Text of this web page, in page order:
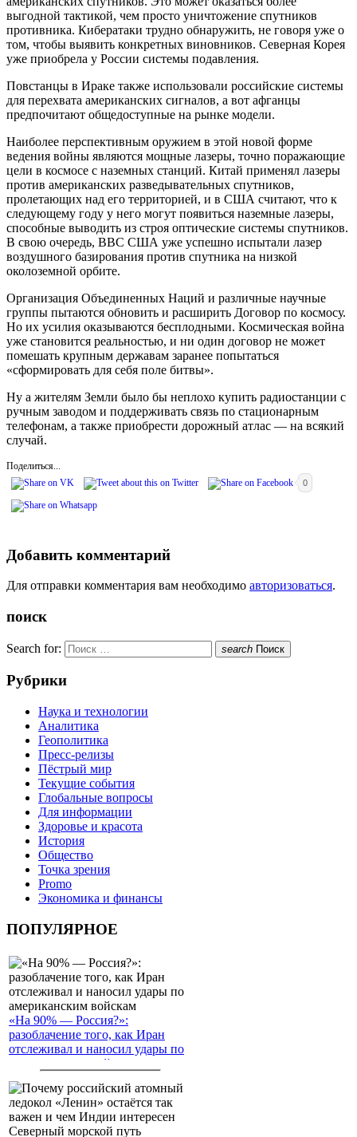
выгодной тактикой, чем просто уничтожение спутников
противника. Кибератаки трудно обнаружить, не говоря уже о
том, чтобы выявить конкретных виновников. Северная Корея
уже приобрела у России системы подавления.
Повстанцы в Ираке также использовали российские системы
для перехвата американских сигналов, а вот афганцы
предпочитают общедоступные на рынке модели.
Наиболее перспективным оружием в этой новой форме
ведения войны являются мощные лазеры, точно поражающие
цели в космосе с наземных станций. Китай применял лазеры
против американских разведывательных спутников,
пролетающих над его территорией, и в США считают, что к
следующему году у него могут появиться наземные лазеры,
способные выводить из строя оптические системы спутников.
В свою очередь, ВВС США уже успешно испытали лазер
воздушного базирования против спутника на низкой
околоземной орбите.
Организация Объединенных Наций и различные научные
группы пытаются обновить и расширить Договор по космосу.
Но их усилия оказываются бесплодными. Космическая война
уже становится реальностью, и ни один договор не может
помешать крупным державам заранее попытаться
«сформировать для себя поле битвы».
Ну а жителям Земли было бы неплохо купить радиостанции с
ручным заводом и поддерживать связь по стационарным
телефонам, а также приобрести дорожный атлас — на всякий
случай.
Поделиться...
0
Добавить комментарий
Для отправки комментария вам необходимо авторизоваться.
поиск
Search for: search Поиск
Рубрики
Наука и технологии
Аналитика
Геополитика
Пресс-релизы
Пёстрый мир
Текущие события
Глобальные вопросы
Для информации
Здоровье и красота
История
Общество
Точка зрения
Promo
Экономика и финансы
ПОПУЛЯРНОЕ
«На 90% — Россия?»:
разоблачение того, как Иран
отслеживал и наносил удары по
американским войскам